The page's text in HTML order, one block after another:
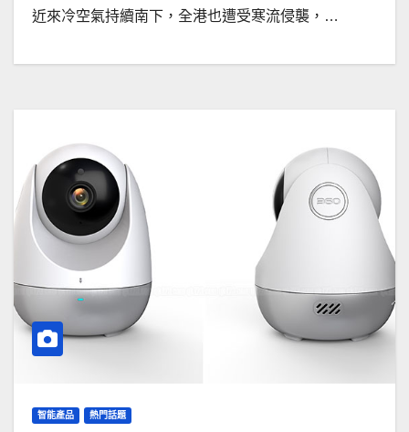
近來冷空氣持續南下，全港也遭受寒流侵襲，…
智能產品 熱門話題